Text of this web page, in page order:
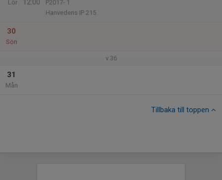
Lör
12:00
P2017- 1
Hanvedens IP 215
30
Sön
v.36
31
Mån
Tillbaka till toppen